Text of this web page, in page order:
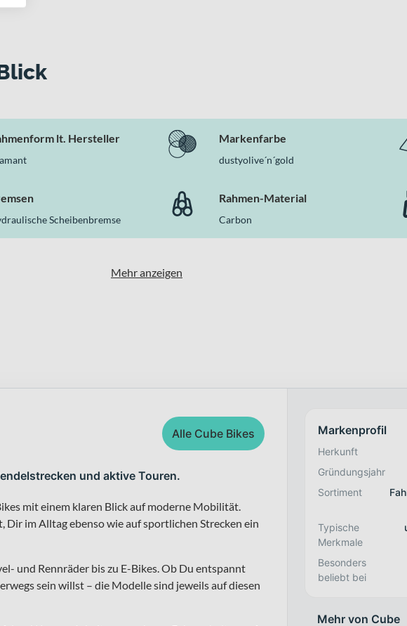
C:68X TM 29 hochwertige Fahrwerkskomponenten mit robuster Bremsanlage
Hayes Dominion A4 Bremsen und abgestimmter RockShox-Federung – für
lt. Hersteller Markenfarbe
dustyolive´n´gold
Scheibenbremse
Rahmen-Material
Carbon
Mehr anzeigen
Alle Cube Bikes
und aktive Touren.
mit einem klaren Blick auf moderne Mobilität.
im Alltag ebenso wie auf sportlichen Strecken ein
und Rennräder bis zu E-Bikes. Ob Du entspannt
sein willst – die Modelle sind jeweils auf diesen
Markenprofil
Herkunft
Gründungsjahr
Sortiment
Typische
Merkmale
Besonders
beliebt bei
Mehr von Cube